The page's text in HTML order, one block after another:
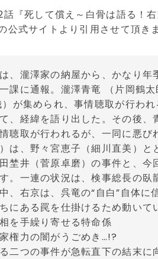
『死して償え～白骨は語る！
公式サイトより引用させて頂きま
、瀧澤家の納屋から、かなり年
課に通報。瀧澤青竜 （片岡鶴太
が集められ、事情聴取が行わ
、経緯を語り出した。その後
聴取が行われるが、一同に悪び
は、野々宮恵子（細川直美）と
埜井（菅原卓磨）の事件と、今
。一連の状況は、検事総長の臥
、右京は、呉竜の“自白”自体に
にある罠を仕掛けるため動いて
を手繰り寄せる特命係
権力の闇がうごめき…!?
二つの事件が急転直下の結末に